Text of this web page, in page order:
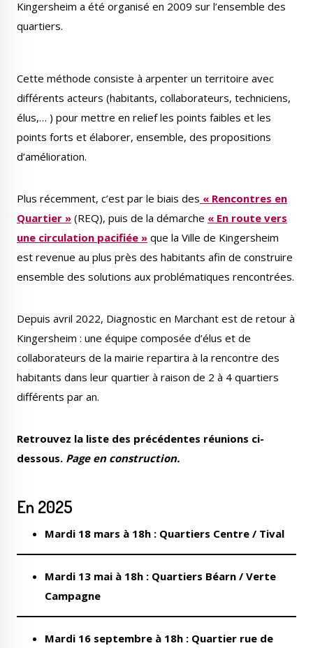
Publications
Conseil Municipal Transition écologique
Qualité de l'air Economie locale
Le Créa
Kingersheim a été organisé en 2009 sur l’ensemble des
quartiers.
Cette méthode consiste à arpenter un territoire avec
différents acteurs (habitants, collaborateurs, techniciens,
élus,… ) pour mettre en relief les points faibles et les
points forts et élaborer, ensemble, des propositions
d’amélioration.
Plus récemment, c’est par le biais des « Rencontres en
Quartier » (REQ), puis de la démarche « En route vers
une circulation pacifiée » que la Ville de Kingersheim
est revenue au plus près des habitants afin de construire
ensemble des solutions aux problématiques rencontrées.
Depuis avril 2022, Diagnostic en Marchant est de retour à
Kingersheim : une équipe composée d’élus et de
collaborateurs de la mairie repartira à la rencontre des
habitants dans leur quartier à raison de 2 à 4 quartiers
différents par an.
Retrouvez la liste des précédentes réunions ci-
dessous. Page en construction.
En 2025
Mardi 18 mars à 18h : Quartiers Centre / Tival
Mardi 13 mai à 18h : Quartiers Béarn / Verte
Campagne
Mardi 16 septembre à 18h : Quartier rue de